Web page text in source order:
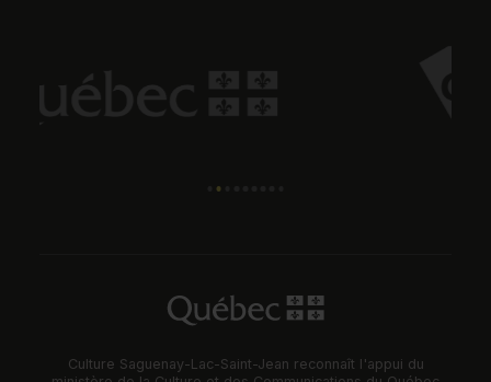
Culture Saguenay-Lac-Saint-Jean reconnaît l'appui du